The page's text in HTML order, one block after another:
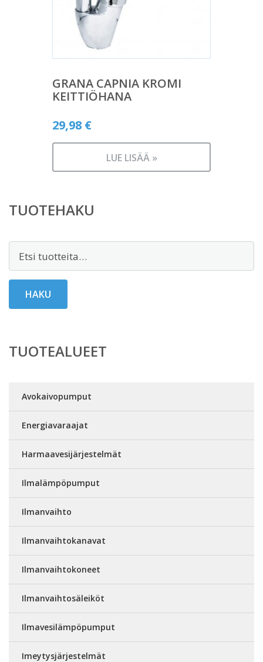
GRANA CAPNIA KROMI
KEITTIÖHANA
29,98 €
LUE LISÄÄ »
TUOTEHAKU
HAKU
TUOTEALUEET
Avokaivopumput
Energiavaraajat
Harmaavesijärjestelmät
Ilmalämpöpumput
Ilmanvaihto
Ilmanvaihtokanavat
Ilmanvaihtokoneet
Ilmanvaihtosäleiköt
Ilmavesilämpöpumput
Imeytysjärjestelmät